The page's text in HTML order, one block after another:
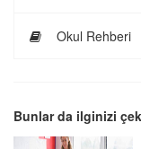
Okul Rehberi
Bunlar da ilginizi